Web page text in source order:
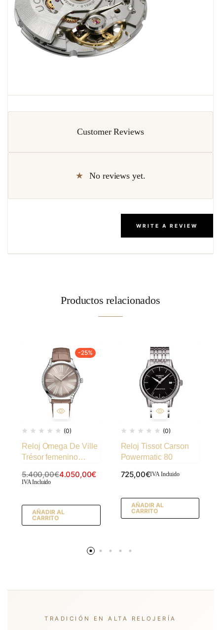
Customer Reviews
No reviews yet.
WRITE A REVIEW
Productos relacionados
-25%
(0)
Reloj Omega De Ville
Trésor femenino
5.400,00€4.050,00€
IVA Incluido
AÑADIR AL
CARRITO
(0)
Reloj Tissot Carson
Powermatic 80
725,00€IVA Incluido
AÑADIR AL
CARRITO
TRADICIÓN EN ALTA RELOJERÍA